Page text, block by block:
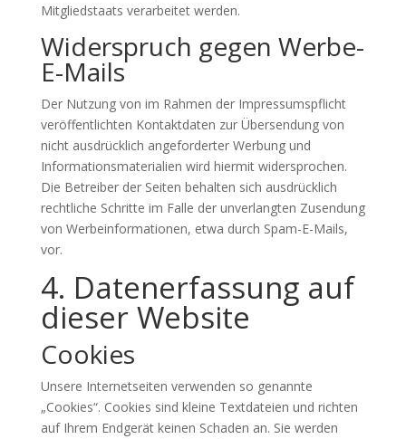
Mitgliedstaats verarbeitet werden.
Widerspruch gegen Werbe-
E-Mails
Der Nutzung von im Rahmen der Impressumspflicht
veröffentlichten Kontaktdaten zur Übersendung von
nicht ausdrücklich angeforderter Werbung und
Informationsmaterialien wird hiermit widersprochen.
Die Betreiber der Seiten behalten sich ausdrücklich
rechtliche Schritte im Falle der unverlangten Zusendung
von Werbeinformationen, etwa durch Spam-E-Mails,
vor.
4. Datenerfassung auf
dieser Website
Cookies
Unsere Internetseiten verwenden so genannte
„Cookies“. Cookies sind kleine Textdateien und richten
auf Ihrem Endgerät keinen Schaden an. Sie werden